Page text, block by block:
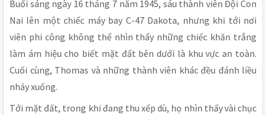
Buổi sáng ngày 16 tháng 7 năm 1945, sáu thành viên Đội Con
Nai lên một chiếc máy bay C-47 Dakota, nhưng khi tới nơi
viên phi công không thể nhìn thấy những chiếc khăn trắng
làm ám hiệu cho biết mặt đất bên dưới là khu vực an toàn.
Cuối cùng, Thomas và những thành viên khác đều đánh liều
nhảy xuống.
Tới mặt đất, trong khi đang thu xếp dù, họ nhìn thấy vài chục